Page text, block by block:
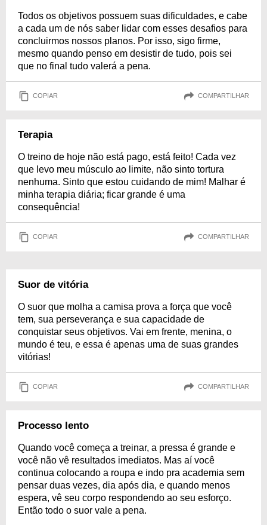
Todos os objetivos possuem suas dificuldades, e cabe
a cada um de nós saber lidar com esses desafios para
concluirmos nossos planos. Por isso, sigo firme,
mesmo quando penso em desistir de tudo, pois sei
que no final tudo valerá a pena.
COPIAR COMPARTILHAR
Terapia
O treino de hoje não está pago, está feito! Cada vez
que levo meu músculo ao limite, não sinto tortura
nenhuma. Sinto que estou cuidando de mim! Malhar é
minha terapia diária; ficar grande é uma
consequência!
COPIAR COMPARTILHAR
Suor de vitória
O suor que molha a camisa prova a força que você
tem, sua perseverança e sua capacidade de
conquistar seus objetivos. Vai em frente, menina, o
mundo é teu, e essa é apenas uma de suas grandes
vitórias!
COPIAR COMPARTILHAR
Processo lento
Quando você começa a treinar, a pressa é grande e
você não vê resultados imediatos. Mas aí você
continua colocando a roupa e indo pra academia sem
pensar duas vezes, dia após dia, e quando menos
espera, vê seu corpo respondendo ao seu esforço.
Então todo o suor vale a pena.